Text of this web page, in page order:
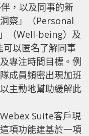
，以及同事的新
察」（Personal
（Well-being）及
可以匿名了解同事
專注時間目標。例
成員頻密出現加班
主動地幫助緩解此
Webex Suite客戶現
這項功能建基於一項